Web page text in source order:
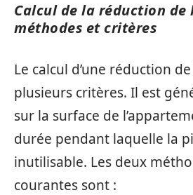
Calcul de la réduction de
méthodes et critères
Le calcul d’une réduction
plusieurs critères. Il est
sur la surface de
durée pendant laquelle la
inutilisable. Les deux
courantes sont :